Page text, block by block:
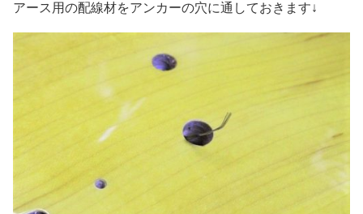
アース用の配線材をアンカーの穴に通しておきます↓